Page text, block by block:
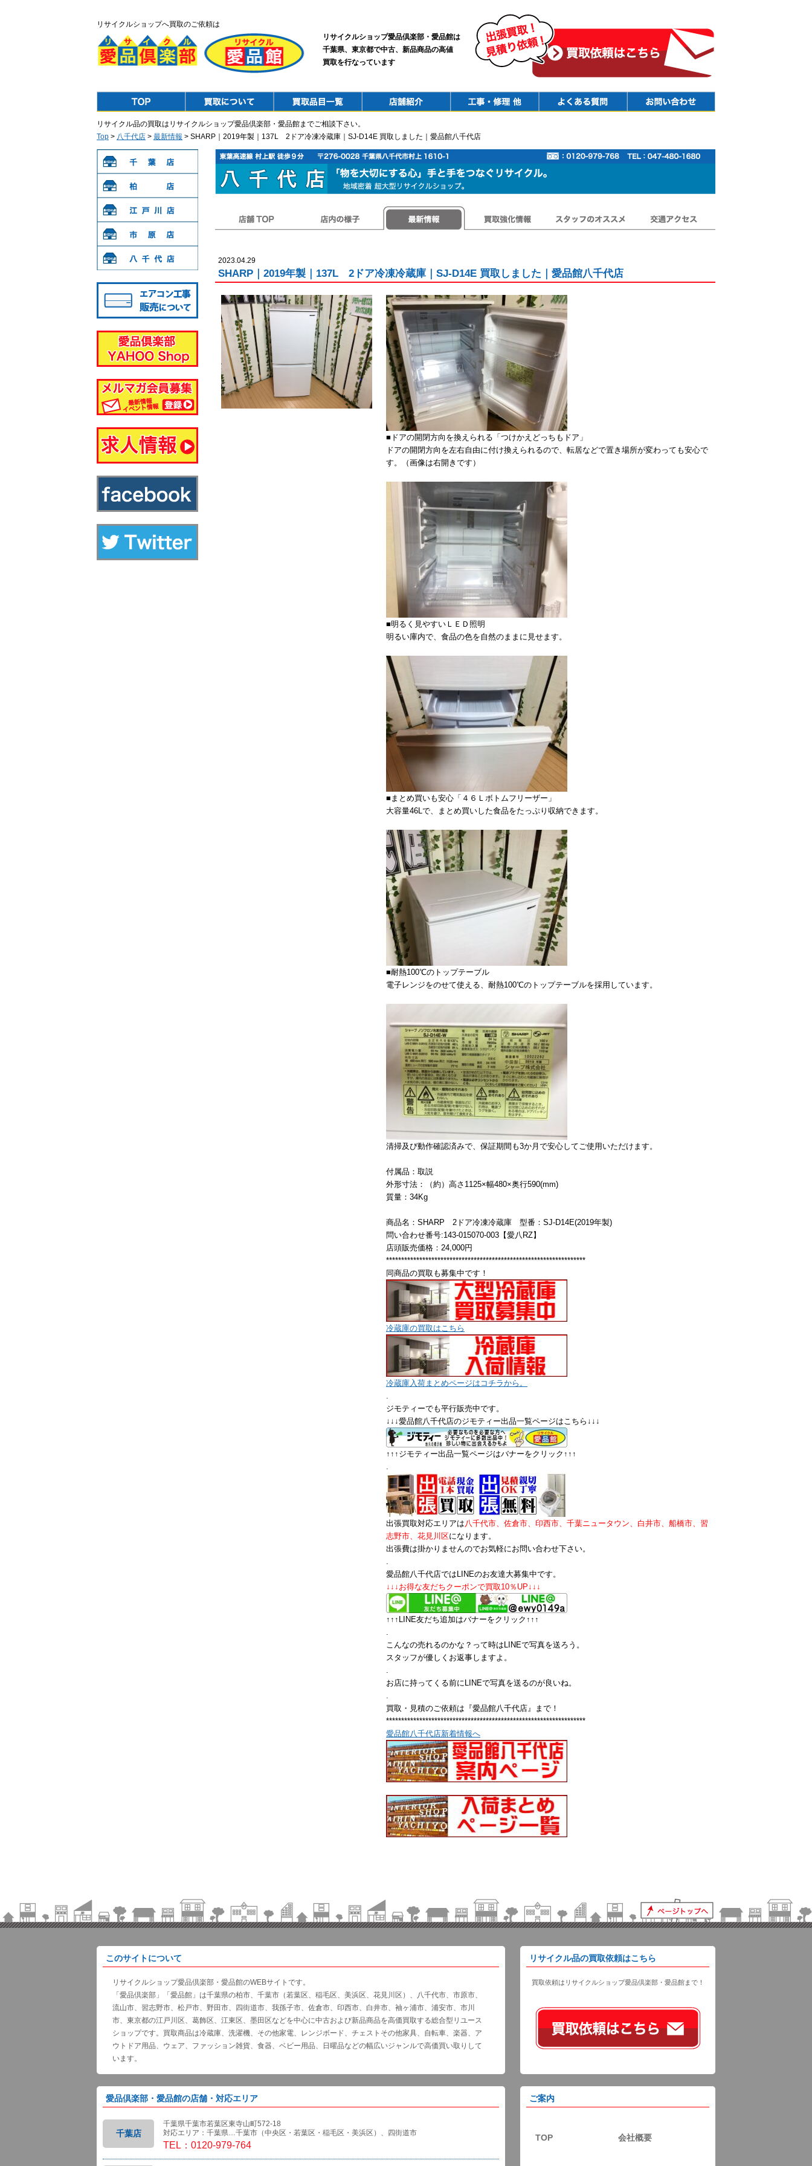
リサイクルショップへ買取のご依頼は
リサイクルショップ愛品倶楽部・愛品館は
千葉県、東京都で中古、新品商品の高値
買取を行なっています
リサイクル品の買取はリサイクルショップ愛品倶楽部・愛品館までご相談下さい。
Top > 八千代店 > 最新情報 > SHARP｜2019年製｜137L 2ドア冷凍冷蔵庫｜SJ-D14E 買取しました｜愛品館八千代店
2023.04.29
SHARP｜2019年製｜137L 2ドア冷凍冷蔵庫｜SJ-D14E 買取しました｜愛品館八千代店
■ドアの開閉方向を換えられる「つけかえどっちもドア」
ドアの開閉方向を左右自由に付け換えられるので、転居などで置き場所が変わっても安心で
す。（画像は右開きです）
■明るく見やすいＬＥＤ照明
明るい庫内で、食品の色を自然のままに見せます。
■まとめ買いも安心「４６Ｌボトムフリーザー」
大容量46Lで、まとめ買いした食品をたっぷり収納できます。
■耐熱100℃のトップテーブル
電子レンジをのせて使える、耐熱100℃のトップテーブルを採用しています。
清掃及び動作確認済みで、保証期間も3か月で安心してご使用いただけます。
付属品：取説
外形寸法：（約）高さ1125×幅480×奥行590(mm)
質量：34Kg
商品名：SHARP 2ドア冷凍冷蔵庫 型番：SJ-D14E(2019年製)
問い合わせ番号:143-015070-003【愛八RZ】
店頭販売価格：24,000円
******************************************************************
同商品の買取も募集中です！
冷蔵庫の買取はこちら
冷蔵庫入荷まとめページはコチラから。
.
ジモティーでも平行販売中です。
↓↓↓愛品館八千代店のジモティー出品一覧ページはこちら↓↓↓
↑↑↑ジモティー出品一覧ページはバナーをクリック↑↑↑
.
出張買取対応エリアは八千代市、佐倉市、印西市、千葉ニュータウン、白井市、船橋市、習
志野市、花見川区になります。
出張費は掛かりませんのでお気軽にお問い合わせ下さい。
.
愛品館八千代店ではLINEのお友達大募集中です。
↓↓↓お得な友だちクーポンで買取10％UP↓↓↓
↑↑↑LINE友だち追加はバナーをクリック↑↑↑
.
こんなの売れるのかな？って時はLINEで写真を送ろう。
スタッフが優しくお返事しますよ。
.
お店に持ってくる前にLINEで写真を送るのが良いね。
.
買取・見積のご依頼は『愛品館八千代店』まで！
******************************************************************
愛品館八千代店新着情報へ
このサイトについて
リサイクルショップ愛品倶楽部・愛品館のWEBサイトです。
「愛品倶楽部」「愛品館」は千葉県の柏市、千葉市（若葉区、稲毛区、美浜区、花見川区）、八千代市、市原市、
流山市、習志野市、松戸市、野田市、四街道市、我孫子市、佐倉市、印西市、白井市、袖ヶ浦市、浦安市、市川
市、東京都の江戸川区、葛飾区、江東区、墨田区などを中心に中古および新品商品を高価買取する総合型リユース
ショップです。買取商品は冷蔵庫、洗濯機、その他家電、レンジボード、チェストその他家具、自転車、楽器、ア
ウトドア用品、ウェア、ファッション雑貨、食器、ベビー用品、日曜品などの幅広いジャンルで高価買い取りして
います。
リサイクル品の買取依頼はこちら
買取依頼はリサイクルショップ愛品倶楽部・愛品館まで！
愛品倶楽部・愛品館の店舗・対応エリア
千葉店
千葉県千葉市若葉区東寺山町572-18
対応エリア：千葉県…千葉市（中央区・若葉区・稲毛区・美浜区）、四街道市
TEL：0120-979-764
ご案内
TOP 会社概要